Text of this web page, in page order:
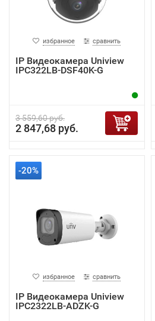
избранное сравнить
IP Видеокамера Uniview
IPC322LB-DSF40K-G
3 559,60 руб.
2 847,68 руб.
-20%
избранное сравнить
IP Видеокамера Uniview
IPC2322LB-ADZK-G